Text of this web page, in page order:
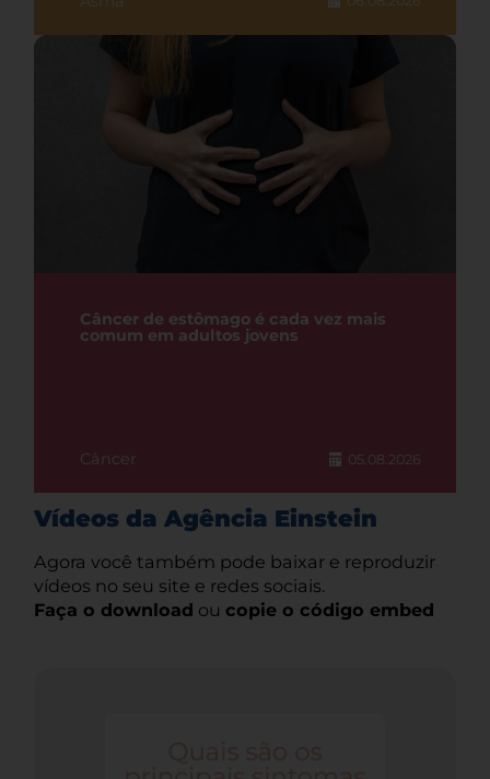
Câncer de estômago é cada vez mais
comum em adultos jovens
Câncer 05.08.2026
Vídeos da Agência Einstein
Agora você também pode baixar e reproduzir
vídeos no seu site e redes sociais.
Faça o download ou copie o código embed